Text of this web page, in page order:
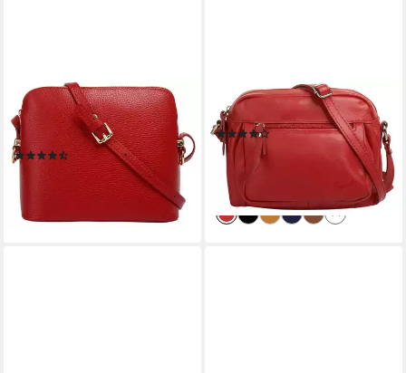
CLUTY
Umhängetasche, echt Leder,
Made in Italy
(63)
36,95 €
lieferbar - in 6-8 Werktagen bei dir
SAMANTHA LOOK
Umhängetasche, echt Leder
(64)
39,95 €
-43%
lieferbar - in 6-8 Werktagen bei dir
+4